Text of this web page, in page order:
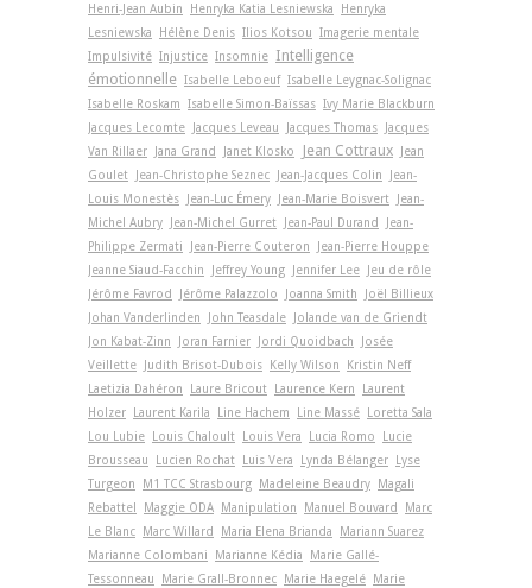
Henri-Jean Aubin
Henryka Katia Lesniewska
Henryka
Lesniewska
Hélène Denis Ilios Kotsou Imagerie mentale
Impulsivité Injustice Insomnie Intelligence
émotionnelle Isabelle Leboeuf Isabelle Leygnac-Solignac
Isabelle Roskam Isabelle Simon-Baïssas Ivy Marie Blackburn
Jacques Lecomte
Jacques Leveau Jacques Thomas
Jacques
Van Rillaer
Jana Grand Janet Klosko Jean Cottraux
Jean
Goulet
Jean-Christophe Seznec Jean-Jacques Colin
Jean-
Louis Monestès
Jean-Luc Émery Jean-Marie Boisvert
Jean-
Michel Aubry
Jean-Michel Gurret Jean-Paul Durand
Jean-
Philippe Zermati
Jean-Pierre Couteron
Jean-Pierre Houppe
Jeanne Siaud-Facchin
Jeffrey Young Jennifer Lee
Jeu de rôle
Jérôme Favrod
Jérôme Palazzolo Joanna Smith
Joël Billieux
Johan Vanderlinden
John Teasdale
Jolande van de Griendt
Jon Kabat-Zinn
Joran Farnier Jordi Quoidbach
Josée
Veillette
Judith Brisot-Dubois Kelly Wilson
Kristin Neff
Laetizia Dahéron
Laure Bricout Laurence Kern
Laurent
Holzer
Laurent Karila Line Hachem Line Massé
Loretta Sala
Lou Lubie
Louis Chaloult Louis Vera Lucia Romo
Lucie
Brousseau
Lucien Rochat Luis Vera Lynda Bélanger
Lyse
Turgeon
M1 TCC Strasbourg Madeleine Beaudry
Magali
Rebattel
Maggie ODA Manipulation Manuel Bouvard
Marc
Le Blanc
Marc Willard Maria Elena Brianda
Mariann Suarez
Marianne Colombani
Marianne Kédia
Marie Gallé-
Tessonneau
Marie Grall-Bronnec Marie Haegelé
Marie